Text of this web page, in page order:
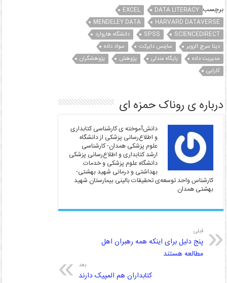
e
dI
n
gr
a
m
s
A
p
p
l
y
Li
n
k
برچسب DATA LITERACY
EXCEL
HARVARD DATAVERSE
MENDELEY DATA
SCIENCEDIRECT
SPSS
دانشگاه هاروارد
دیتا سرچ الزویر
ساینس دایرکت
سواد داده
مدیریت داده‌
پایگاه مندلی پژوهش
پژوهشگران
کارایی
درباره ی روناک حمزه ای
دانش‌آموخته ی کارشناسی کتابداری
و اطلاع‌رسانی پزشکی از دانشگاه
علوم پزشکی همدان- کارشناسی
ارشد کتابداری و اطلاع‌رسانی پزشکی
دانشگاه علوم پزشکی و خدمات
بهداشتی و درمانی شهید بهشتی-
کارشناس واحد توسعه‌ی تحقیقات بالینی بیمارستان شهید
بهشتی همدان
قبلی
پنج دلیل برای اینکه همه رهبران اهل
مطالعه هستند
بعد
کتابداران هم المپیک دارند